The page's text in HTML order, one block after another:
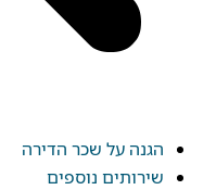
הגנה על שכר הדירה
שירותים נוספים